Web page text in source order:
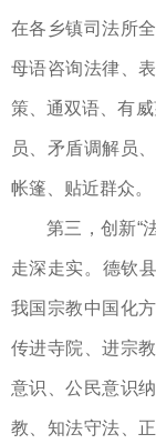
在各乡镇司法所
母语咨询法律、
策、通双语、有
员、矛盾调解员
帐篷、贴近群众。
第三，创新“
走深走实。​德钦
我国宗教中国化
传进寺院、进宗
意识、公民意识
教、知法守法、